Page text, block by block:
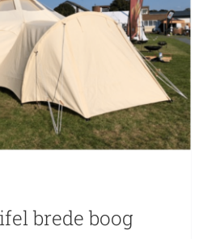
brede boog